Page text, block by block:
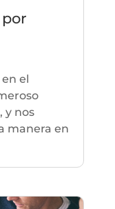
el
y nos
manera en